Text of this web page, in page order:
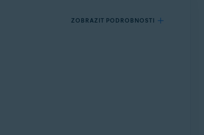
ZOBRAZIT PODROBNOSTI